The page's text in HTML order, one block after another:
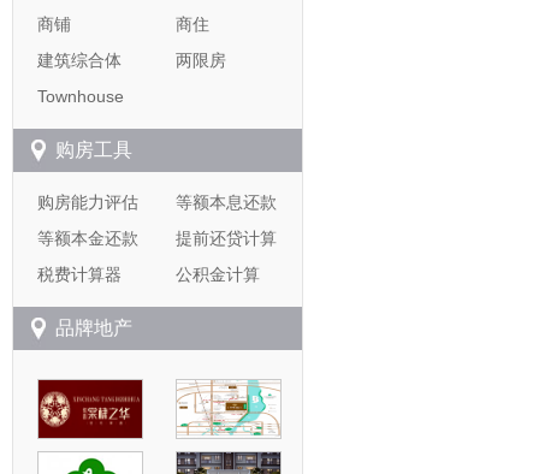
商铺
商住
建筑综合体
两限房
Townhouse
购房工具
购房能力评估
等额本息还款
等额本金还款
提前还贷计算
税费计算器
公积金计算
品牌地产